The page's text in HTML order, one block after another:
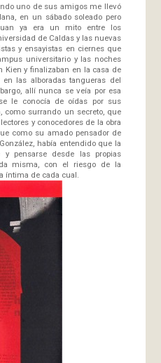
uno de sus amigos me llevó
en un sábado soleado pero
ya era un mito entre los
de Caldas y las nuevas
y ensayistas en ciernes que
universitario y las noches
Kien y finalizaban en la casa de
las alboradas tangueras del
allí nunca se veía por esa
le conocía de oídas por sus
como surrando un secreto, que
y conocedores de la obra
como su amado pensador de
había entendido que la
y pensarse desde las propias
misma, con el riesgo de la
íntima de cada cual.